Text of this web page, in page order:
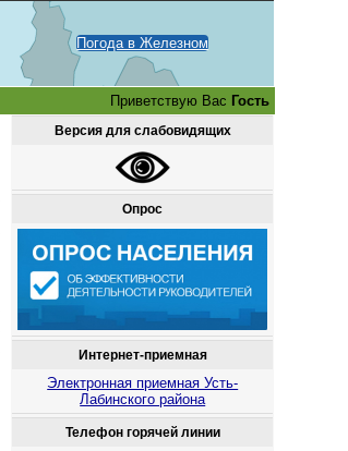
Погода в Железном
Приветствую Вас Гость
Версия для слабовидящих
Опрос
Интернет-приемная
Электронная приемная Усть-
Лабинского района
Телефон горячей линии